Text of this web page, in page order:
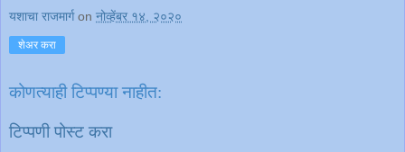
यशाचा राजमार्ग on नोव्हेंबर १४, २०२०
शेअर करा
कोणत्याही टिप्पण्‍या नाहीत:
टिप्पणी पोस्ट करा